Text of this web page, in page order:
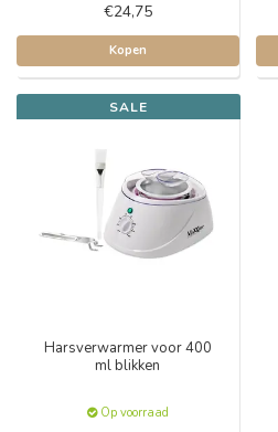
€24,75
Kopen
SALE
Harsverwarmer voor 400
ml blikken
Op voorraad